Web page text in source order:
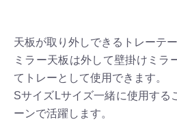
天板が取り外しできるトレーテ
ミラー天板は外して壁掛けミラ
てトレーとして使用できます。
SサイズLサイズ一緒に使用する
ーンで活躍します。